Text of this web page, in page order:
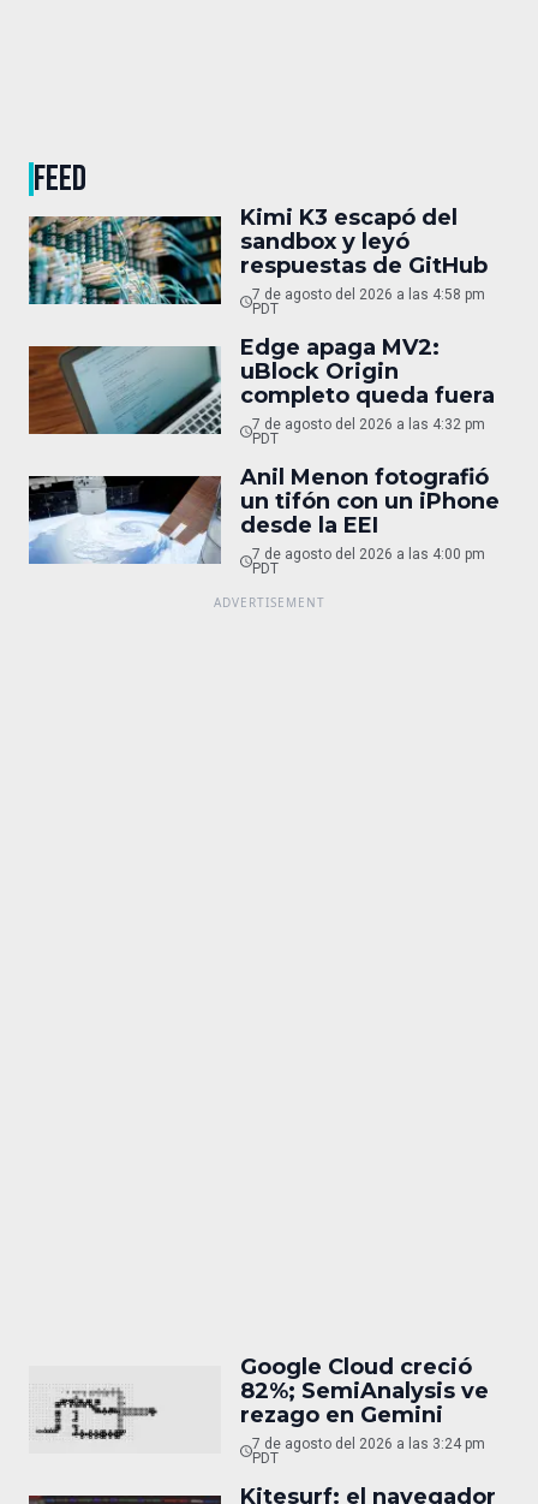
FEED
Kimi K3 escapó del
sandbox y leyó
respuestas de GitHub
7 de agosto del 2026 a las 4:58 pm
PDT
Edge apaga MV2:
uBlock Origin
completo queda fuera
7 de agosto del 2026 a las 4:32 pm
PDT
Anil Menon fotografió
un tifón con un iPhone
desde la EEI
7 de agosto del 2026 a las 4:00 pm
PDT
Google Cloud creció
82%; SemiAnalysis ve
rezago en Gemini
7 de agosto del 2026 a las 3:24 pm
PDT
Kitesurf: el navegador